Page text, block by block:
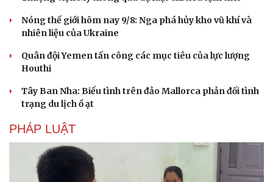
Ăn sạch sống khỏe
Nóng thế giới hôm nay 9/8: Nga phá hủy kho vũ khí và
nhiên liệu của Ukraine
Quân đội Yemen tấn công các mục tiêu của lực lượng
Houthi
Tây Ban Nha: Biểu tình trên đảo Mallorca phản đối tình
trạng du lịch ồ ạt
PHÁP LUẬT